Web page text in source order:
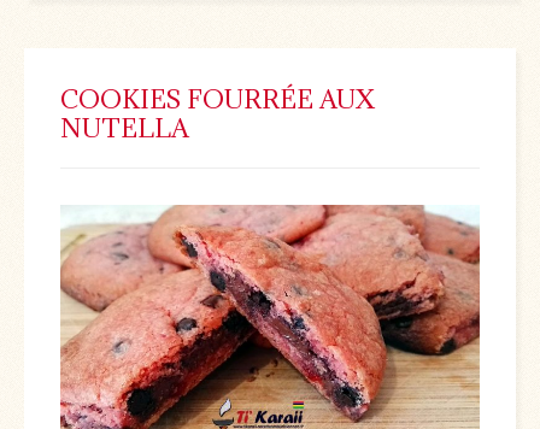
COOKIES FOURRÉE AUX
NUTELLA